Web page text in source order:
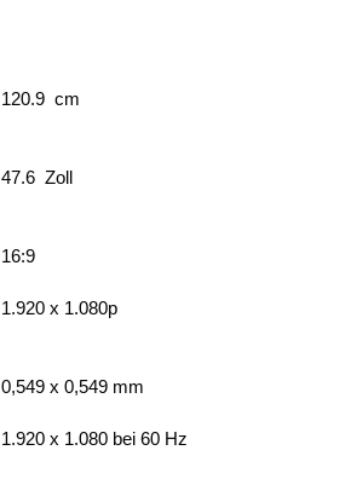
120.9 cm
47.6 Zoll
16:9
1.920 x 1.080p
0,549 x 0,549 mm
1.920 x 1.080 bei 60 Hz